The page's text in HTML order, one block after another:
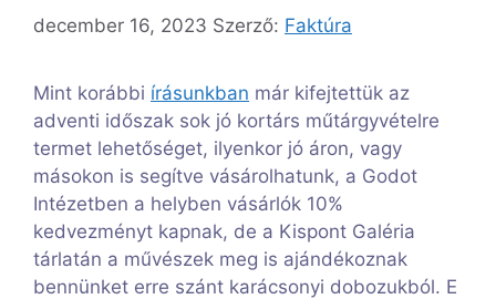
december 16, 2023 Szerző: Faktúra
Mint korábbi írásunkban már kifejtettük az
adventi időszak sok jó kortárs műtárgyvételre
termet lehetőséget, ilyenkor jó áron, vagy
másokon is segítve vásárolhatunk, a Godot
Intézetben a helyben vásárlók 10%
kedvezményt kapnak, de a Kispont Galéria
tárlatán a művészek meg is ajándékoznak
bennünket erre szánt karácsonyi dobozukból. E